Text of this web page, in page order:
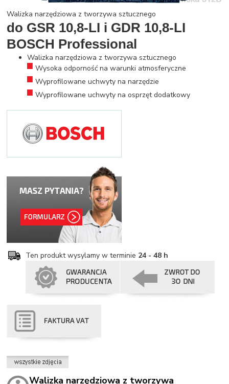
Walizka narzędziowa z tworzywa sztucznego
do GSR 10,8-LI i GDR 10,8-LI
BOSCH Professional
Walizka narzędziowa z tworzywa sztucznego
Wysoka odporność na warunki atmosferyczne
Wyprofilowane uchwyty na narzędzie
Wyprofilowane uchwyty na osprzęt dodatkowy
Ten produkt wysylamy w terminie 24 - 48 h
Walizka narzędziowa z tworzywa